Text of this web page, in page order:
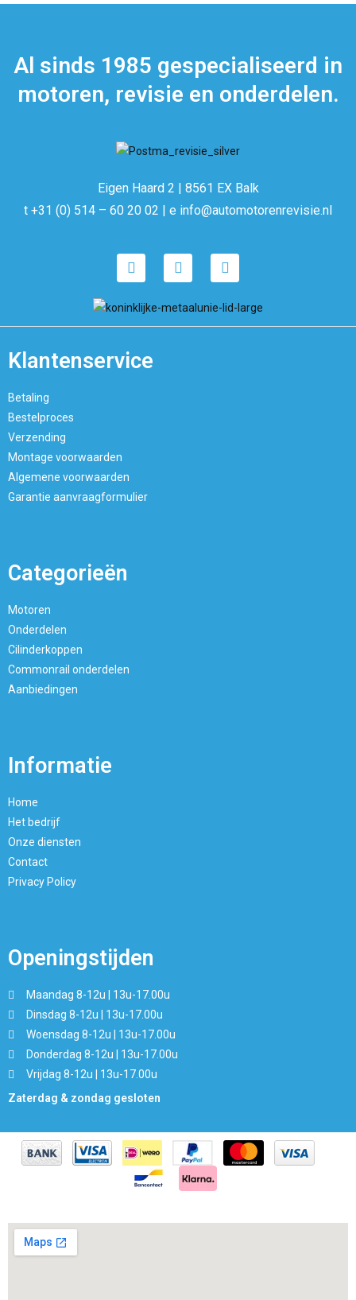
Al sinds 1985 gespecialiseerd in
motoren, revisie en onderdelen.
Eigen Haard 2 | 8561 EX Balk
t +31 (0) 514 – 60 20 02 | e info@automotorenrevisie.nl
Klantenservice
Betaling
Bestelproces
Verzending
Montage voorwaarden
Algemene voorwaarden
Garantie aanvraagformulier
Categorieën
Motoren
Onderdelen
Cilinderkoppen
Commonrail onderdelen
Aanbiedingen
Informatie
Home
Het bedrijf
Onze diensten
Contact
Privacy Policy
Openingstijden
Maandag 8-12u | 13u-17.00u
Dinsdag 8-12u | 13u-17.00u
Woensdag 8-12u | 13u-17.00u
Donderdag 8-12u | 13u-17.00u
Vrijdag 8-12u | 13u-17.00u
Zaterdag & zondag gesloten